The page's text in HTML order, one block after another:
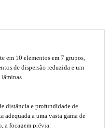
em 10 elementos em 7 grupos,
de dispersão reduzida e um
distância e profundidade de
adequada a uma vasta gama de
a focagem prévia.